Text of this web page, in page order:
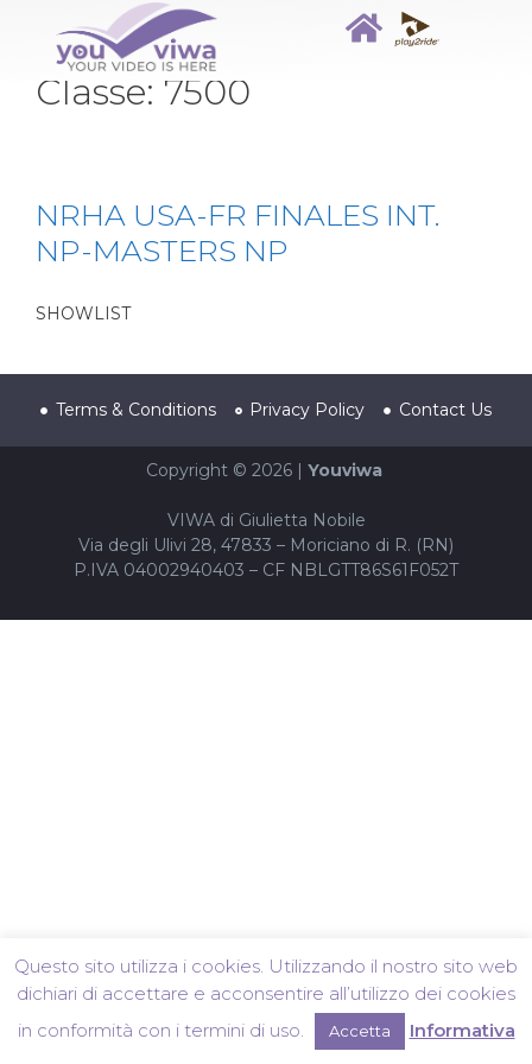
Classe: 7500
NRHA USA-FR FINALES INT.
NP-MASTERS NP
SHOWLIST
Terms & Conditions Privacy Policy Contact Us
Copyright © 2026 | Youviwa
VIWA di Giulietta Nobile
Via degli Ulivi 28, 47833 – Moriciano di R. (RN)
P.IVA 04002940403 – CF NBLGTT86S61F052T
Questo sito utilizza i cookies. Utilizzando il nostro sito web
dichiari di accettare e acconsentire all’utilizzo dei cookies
in conformità con i termini di uso.
Accetta Informativa